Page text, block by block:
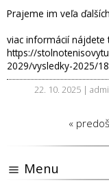
Prajeme im veľa
viac informácií nájdete
https://
2029/vysledky-2025/
22. 10. 2025 |
«
Menu